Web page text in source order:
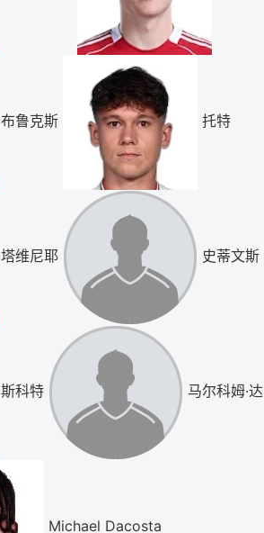
布鲁克斯 托特
塔维尼耶 史蒂文斯
斯科特 马尔科姆·达
Michael Dacosta